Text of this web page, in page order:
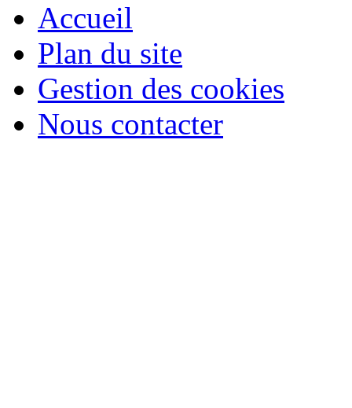
Accueil
Plan du site
Gestion des cookies
Nous contacter